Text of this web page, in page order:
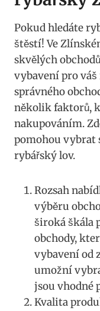
Pokud hledáte
štěstí! Ve
skvělých⁤
vybavení ‌pro
správného
několik faktorů,
nakupováním.
‌pomohou vybrat‍
rybářský lov.
Rozsah
výběru
široká škála
obchody,
vybavení od
⁢umožní
jsou vhodné
Kvalita